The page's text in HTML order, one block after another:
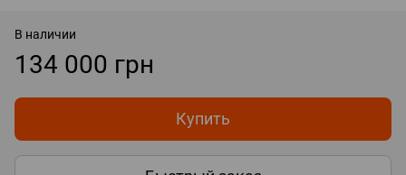
В наличии
134 000 грн
Купить